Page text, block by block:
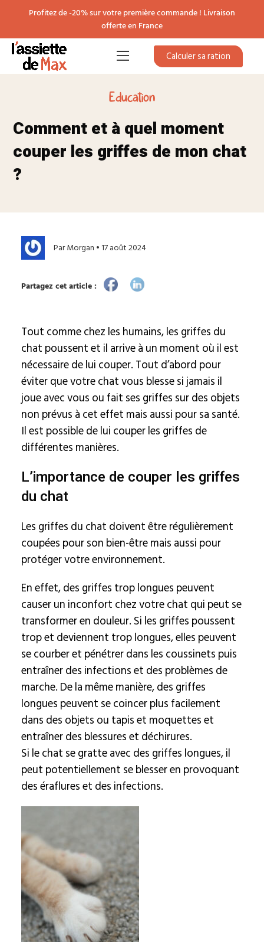
Profitez de -20% sur votre première commande ! Livraison
offerte en France
Calculer sa ration
Education
Comment et à quel moment
couper les griffes de mon chat
?
Par Morgan • 17 août 2024
Partagez cet article :
Tout comme chez les humains, les griffes du
chat poussent et il arrive à un moment où il est
nécessaire de lui couper. Tout d’abord pour
éviter que votre chat vous blesse si jamais il
joue avec vous ou fait ses griffes sur des objets
non prévus à cet effet mais aussi pour sa santé.
Il est possible de lui couper les griffes de
différentes manières.
L’importance de couper les griffes
du chat
Les griffes du chat doivent être régulièrement
coupées pour son bien-être mais aussi pour
protéger votre environnement.
En effet, des griffes trop longues peuvent
causer un inconfort chez votre chat qui peut se
transformer en douleur. Si les griffes poussent
trop et deviennent trop longues, elles peuvent
se courber et pénétrer dans les coussinets puis
entraîner des infections et des problèmes de
marche. De la même manière, des griffes
longues peuvent se coincer plus facilement
dans des objets ou tapis et moquettes et
entraîner des blessures et déchirures.
Si le chat se gratte avec des griffes longues, il
peut potentiellement se blesser en provoquant
des éraflures et des infections.